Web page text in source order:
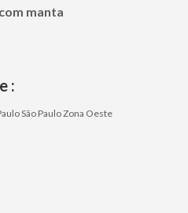
manta
:
São PauloZona Oeste